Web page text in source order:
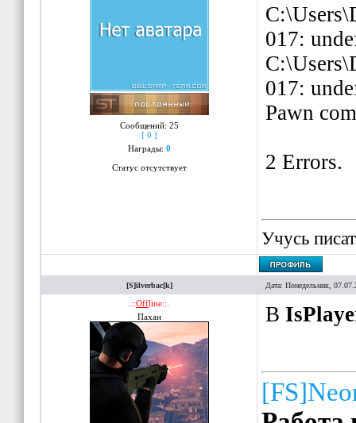
Сообщений: 25
[ 0 ]
Награды: 0
Статус отсутствует
017:
017:
Pawn
2 Errors.
Учусь
[S]ilverbac[k] Дата: Понедельник,
.::Offline::.
Пахан
В